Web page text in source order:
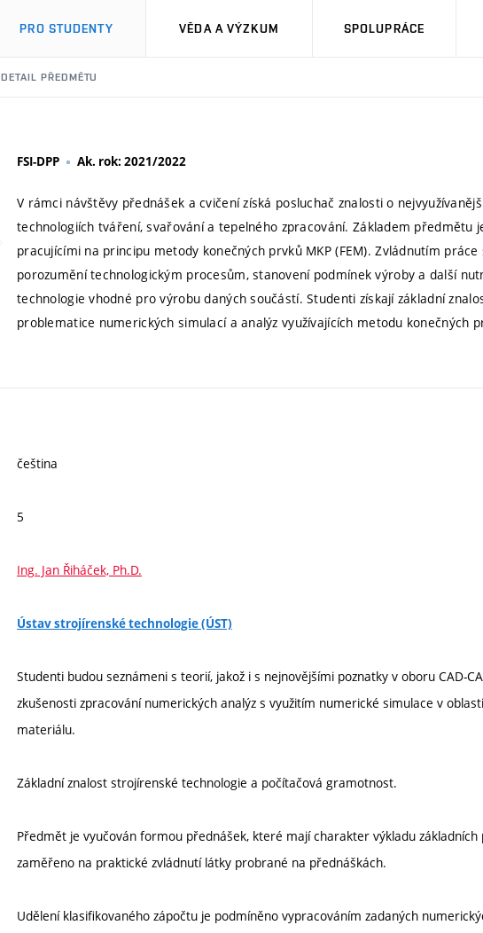
PRO STUDENTY VĚDA A VÝZKUM SPOLUPRÁCE
DETAIL PŘEDMĚTU
FSI-DPP Ak. rok: 2021/2022
V rámci návštěvy přednášek a cvičení získá posluchač znalosti o
technologiích tváření, svařování a tepelného zpracování. Základem předmětu
pracujícími na principu metody konečných prvků MKP (FEM). Zvládnutím
porozumění technologickým procesům, stanovení podmínek výroby a další
technologie vhodné pro výrobu daných součástí. Studenti získají základní
problematice numerických simulací a analýz využívajících metodu konečných
čeština
5
Ing. Jan Řiháček, Ph.D.
Ústav strojírenské technologie (ÚST)
Studenti budou seznámeni s teorií, jakož i s nejnovějšími poznatky v oboru CAD-
zkušenosti zpracování numerických analýz s využitím numerické simulace v
materiálu.
Základní znalost strojírenské technologie a počítačová gramotnost.
Předmět je vyučován formou přednášek, které mají charakter výkladu základních
zaměřeno na praktické zvládnutí látky probrané na přednáškách.
Udělení klasifikovaného zápočtu je podmíněno vypracováním zadaných